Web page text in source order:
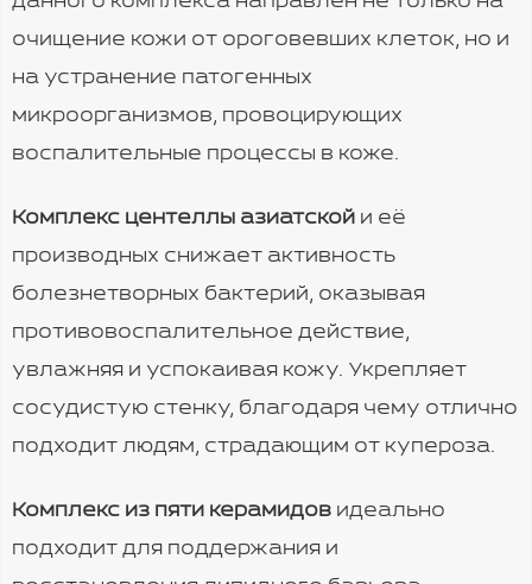
очищение кожи от ороговевших клеток, но и
на устранение патогенных
микроорганизмов, провоцирующих
воспалительные процессы в коже.
Комплекс центеллы азиатской и её
производных снижает активность
болезнетворных бактерий, оказывая
противовоспалительное действие,
увлажняя и успокаивая кожу. Укрепляет
сосудистую стенку, благодаря чему отлично
подходит людям, страдающим от купероза.
Комплекс из пяти керамидов идеально
подходит для поддержания и